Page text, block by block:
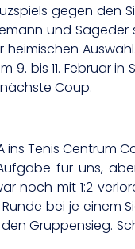
gegen den
und
bis 11. Februar
Coup.
Tenis Centrum
für uns,
noch mit 1:2
bei je einem
Gruppensieg.